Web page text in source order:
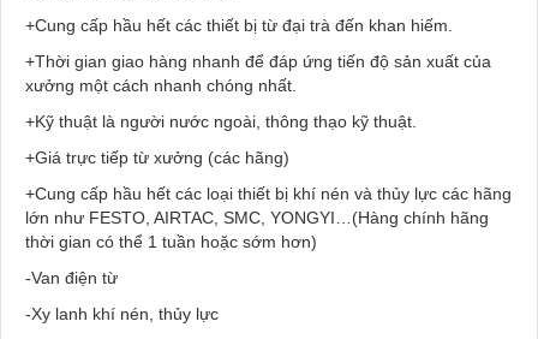
+Cung cấp hầu hết các thiết bị từ đại trà đến khan hiếm.
+Thời gian giao hàng nhanh để đáp ứng tiến độ sản xuất của
xưởng một cách nhanh chóng nhất.
+Kỹ thuật là người nước ngoài, thông thạo kỹ thuật.
+Giá trực tiếp từ xưởng (các hãng)
+Cung cấp hầu hết các loại thiết bị khí nén và thủy lực các hãng
lớn như FESTO, AIRTAC, SMC, YONGYI…(Hàng chính hãng
thời gian có thể 1 tuần hoặc sớm hơn)
-Van điện từ
-Xy lanh khí nén, thủy lực